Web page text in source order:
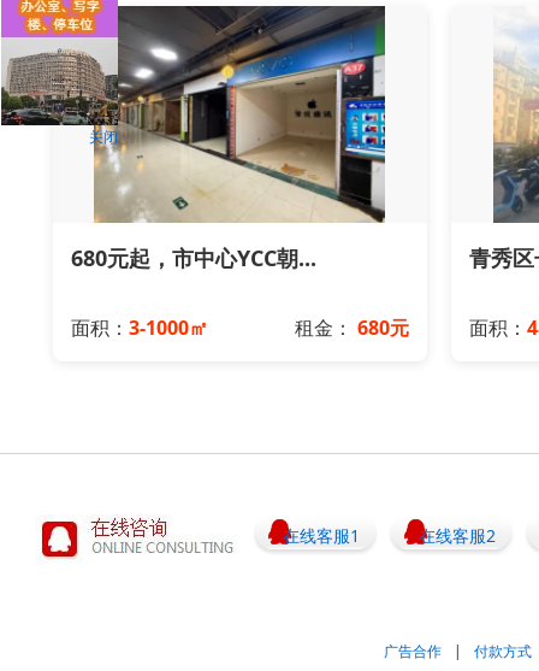
680元起，市中心YCC朝...
面积： 3-1000㎡ 租金： 680元
青秀
面积：
在线客服1 在线客服2
广告合作 | 付款方式
关闭